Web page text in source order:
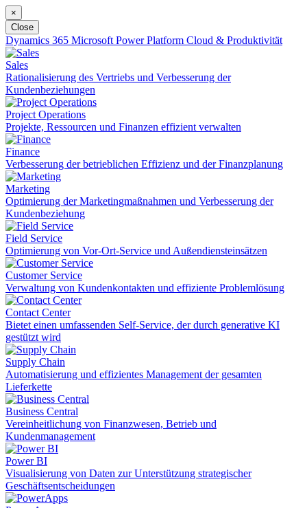
×
Close
Dynamics 365 Microsoft Power Platform Cloud & Produktivität
Sales
Rationalisierung des Vertriebs und Verbesserung der
Kundenbeziehungen
Project Operations
Projekte, Ressourcen und Finanzen effizient verwalten
Finance
Verbesserung der betrieblichen Effizienz und der Finanzplanung
Marketing
Optimierung der Marketingmaßnahmen und Verbesserung der
Kundenbeziehung
Field Service
Optimierung von Vor-Ort-Service und Außendiensteinsätzen
Customer Service
Verwaltung von Kundenkontakten und effiziente Problemlösung
Contact Center
Bietet einen umfassenden Self-Service, der durch generative KI
gestützt wird
Supply Chain
Automatisierung und effizientes Management der gesamten
Lieferkette
Business Central
Vereinheitlichung von Finanzwesen, Betrieb und
Kundenmanagement
Power BI
Visualisierung von Daten zur Unterstützung strategischer
Geschäftsentscheidungen